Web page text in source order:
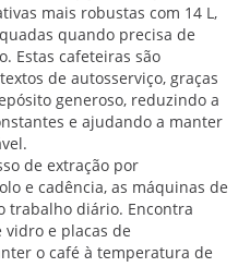
mais robustas com 14 L,
quando precisa de
Estas cafeteiras são
de autosserviço, graças
generoso, reduzindo a
e ajudando a manter
de extração por
e cadência, as máquinas de
trabalho diário. Encontra
vidro e placas de
o café à temperatura de